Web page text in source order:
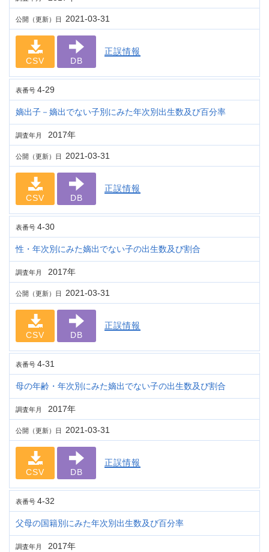
公開（更新）日 2021-03-31
CSV DB
正誤情報
表番号 4-29
嫡出子－嫡出でない子別にみた年次別出生数及び百分率
調査年月 2017年
公開（更新）日 2021-03-31
CSV DB
正誤情報
表番号 4-30
性・年次別にみた嫡出でない子の出生数及び割合
調査年月 2017年
公開（更新）日 2021-03-31
CSV DB
正誤情報
表番号 4-31
母の年齢・年次別にみた嫡出でない子の出生数及び割合
調査年月 2017年
公開（更新）日 2021-03-31
CSV DB
正誤情報
表番号 4-32
父母の国籍別にみた年次別出生数及び百分率
調査年月 2017年